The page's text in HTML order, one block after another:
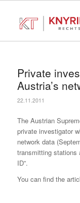
Private
Austria’s
22.11.2011
The Austrian
private investigator
network data
transmitting stations
ID”.
You can find the